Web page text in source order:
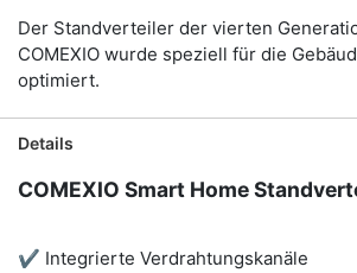
Der Standverteiler der vierten
COMEXIO wurde speziell für die
optimiert.
Details
COMEXIO Smart Home
✔ Integrierte Verdrahtungskanäle